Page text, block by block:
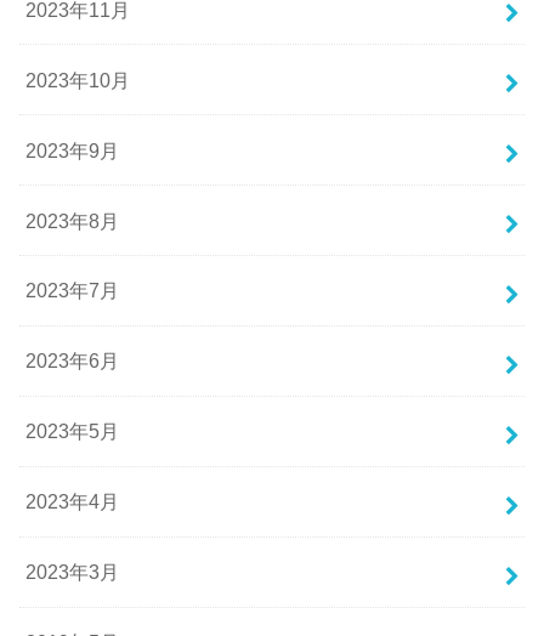
2023年11月
2023年10月
2023年9月
2023年8月
2023年7月
2023年6月
2023年5月
2023年4月
2023年3月